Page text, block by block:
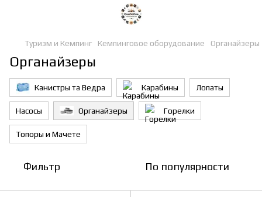
Туризм и Кемпинг Кемпинговое оборудование Органайзеры
Органайзеры
Канистры та Ведра Карабины Лопаты
Насосы Органайзеры Горелки
Топоры и Мачете
Фильтр По популярности